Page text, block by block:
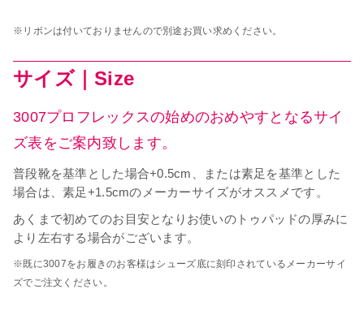
※リボンは付いておりませんので別途お買い求めください。
サイズ｜Size
3007プロフレックスの始めのおめやすとなるサイ
ズ表をご案内致します。
普段靴を基準とした場合+0.5cm、または素足を基準とした
場合は、素足+1.5cmのメーカーサイズがオススメです。
あくまで初めてのお目安となりお使いのトゥパッドの厚みに
より左右する場合がございます。
※既に3007をお履きのお客様はシューズ底に刻印されているメーカーサイ
ズでご注文ください。